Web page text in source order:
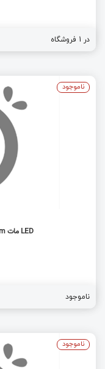
در 1 فروشگاه
LED مات 3mm دو رنگ سبز-قرمز کاتد مشترک
ناموجود
ناموجود
ناموجود